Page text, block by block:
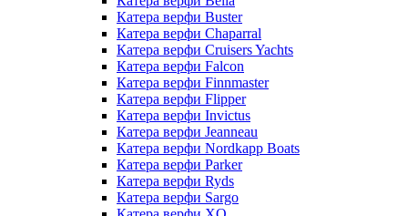
Катера верфи Buster
Катера верфи Chaparral
Катера верфи Cruisers Yachts
Катера верфи Falcon
Катера верфи Finnmaster
Катера верфи Flipper
Катера верфи Invictus
Катера верфи Jeanneau
Катера верфи Nordkapp Boats
Катера верфи Parker
Катера верфи Ryds
Катера верфи Sargo